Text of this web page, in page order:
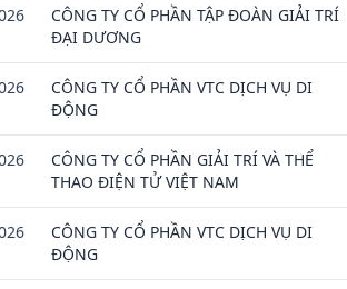
CÔNG TY CỔ PHẦN TẬP ĐOÀN GIẢI TRÍ
ĐẠI DƯƠNG
CÔNG TY CỔ PHẦN VTC DỊCH VỤ DI
ĐỘNG
CÔNG TY CỔ PHẦN GIẢI TRÍ VÀ THỂ
THAO ĐIỆN TỬ VIỆT NAM
CÔNG TY CỔ PHẦN VTC DỊCH VỤ DI
ĐỘNG